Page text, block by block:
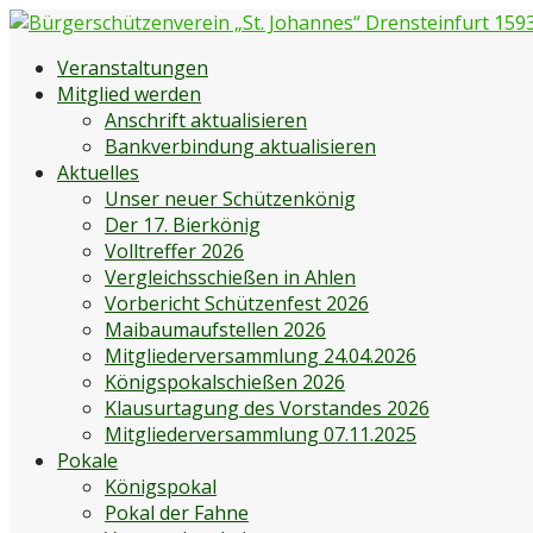
Zum
springenVeranstaltungen
Mitglied werden
Anschrift aktualisieren
Bankverbindung aktualisieren
Aktuelles
Unser neuer Schützenkönig
Der 17. Bierkönig
Volltreffer 2026
Vergleichsschießen in Ahlen
Vorbericht Schützenfest 2026
Maibaumaufstellen 2026
Mitgliederversammlung 24.04.2026
Königspokalschießen 2026
Klausurtagung des Vorstandes 2026
Mitgliederversammlung 07.11.2025
Pokale
Königspokal
Pokal der Fahne